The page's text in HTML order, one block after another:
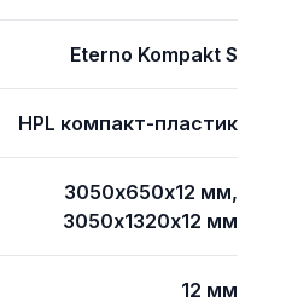
Eterno Kompakt S
HPL компакт-пластик
3050х650х12 мм,
3050х1320х12 мм
12 мм